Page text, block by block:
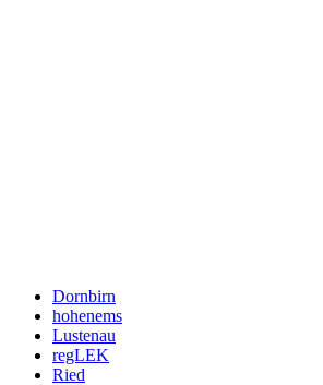
Dornbirn
hohenems
Lustenau
regLEK
Ried